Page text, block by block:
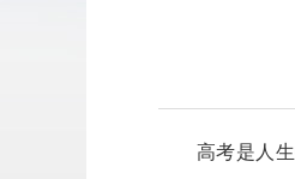
高考是人